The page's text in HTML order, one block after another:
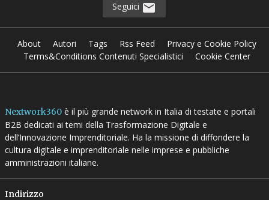
Seguici
About Autori Tags Rss Feed
Privacy e Cookie Policy
Terms&Conditions Contenuti Specialistici
Cookie Center
Nextwork360è il più grande network in Italia di testate e portali
B2B dedicati ai temi della Trasformazione Digitale e
dell’Innovazione Imprenditoriale. Ha la missione di diffondere la
cultura digitale e imprenditoriale nelle imprese e pubbliche
amministrazioni italiane.
Indirizzo